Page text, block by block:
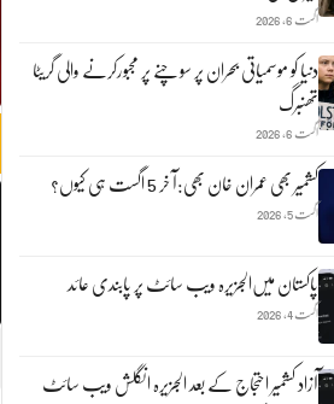
اگست 6, 2026
دنیا کو موسمیاتی بحران پر سوچنے پر مجبورکرنے والی گریٹا
تھنبرگ
اگست 6, 2026
کشمیر بھی عمران خان بھی:آ خر 5 اگست ہی کیوں؟
اگست 5, 2026
پاکستان میں‌الجزیرہ ویب سائٹ پر پابندی عائد
اگست 4, 2026
آزاد کشمیر احتجاج کے بعد الجزیرہ انگلش ویب سائٹ